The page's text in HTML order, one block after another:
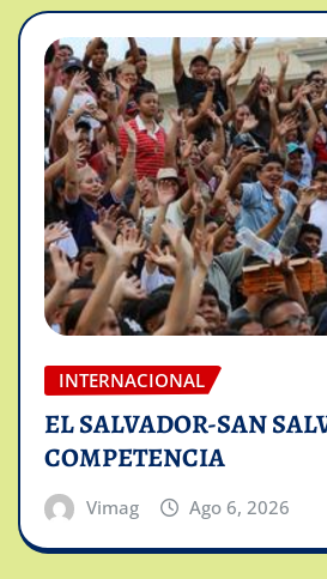
INTERNACIONAL
EL SALVADOR-SAN
COMPETENCIA
Vimag Ago 6, 2026